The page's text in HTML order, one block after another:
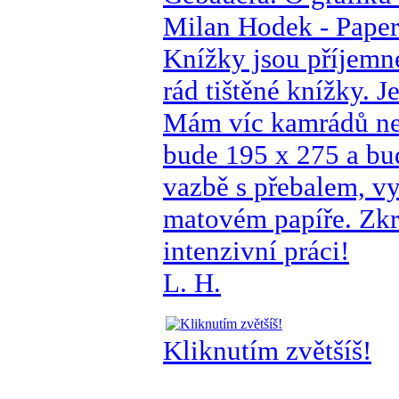
Milan Hodek -
Knížky jsou
rád tištěné knížky.
Mám víc kamrádů
bude 195 x 275 a
vazbě s přebalem,
matovém papíře.
intenzivní práci!
L. H.
Kliknutím zvětšíš!